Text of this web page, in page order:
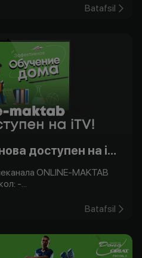
Batafsil
ONLINE-MAKTAB снова доступен на iTV!
ONLINE-MAKTAB
-...
Batafsil